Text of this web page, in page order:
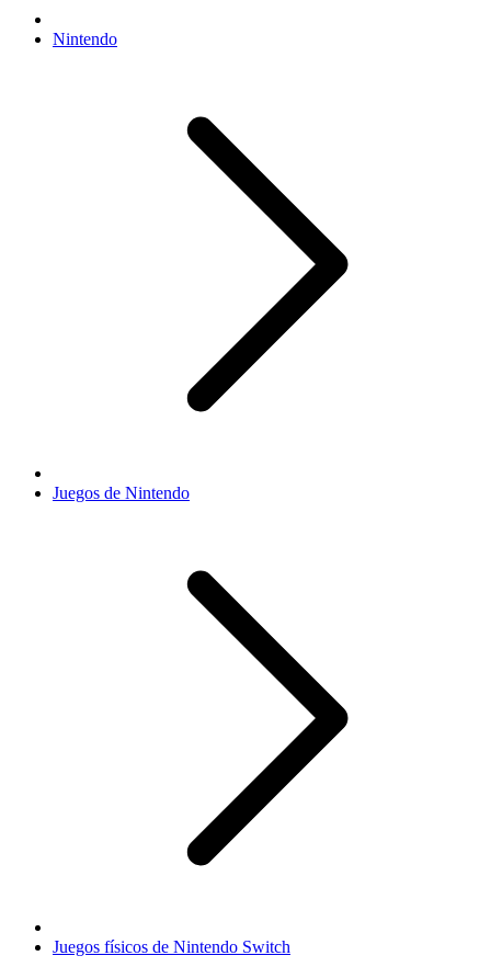
Nintendo
Juegos de Nintendo
Juegos físicos de Nintendo Switch